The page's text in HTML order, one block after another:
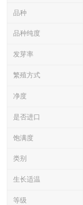
品种
品种纯度
发芽率
繁殖方式
净度
是否进口
饱满度
类别
生长适温
等级